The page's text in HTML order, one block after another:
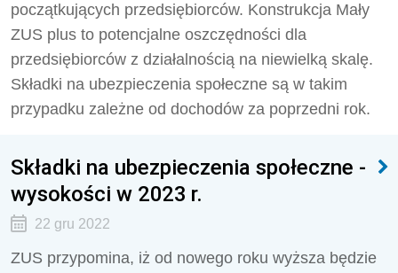
początkujących przedsiębiorców. Konstrukcja Mały
ZUS plus to potencjalne oszczędności dla
przedsiębiorców z działalnością na niewielką skalę.
Składki na ubezpieczenia społeczne są w takim
przypadku zależne od dochodów za poprzedni rok.
Składki na ubezpieczenia społeczne -
wysokości w 2023 r.
22 gru 2022
ZUS przypomina, iż od nowego roku wyższa będzie